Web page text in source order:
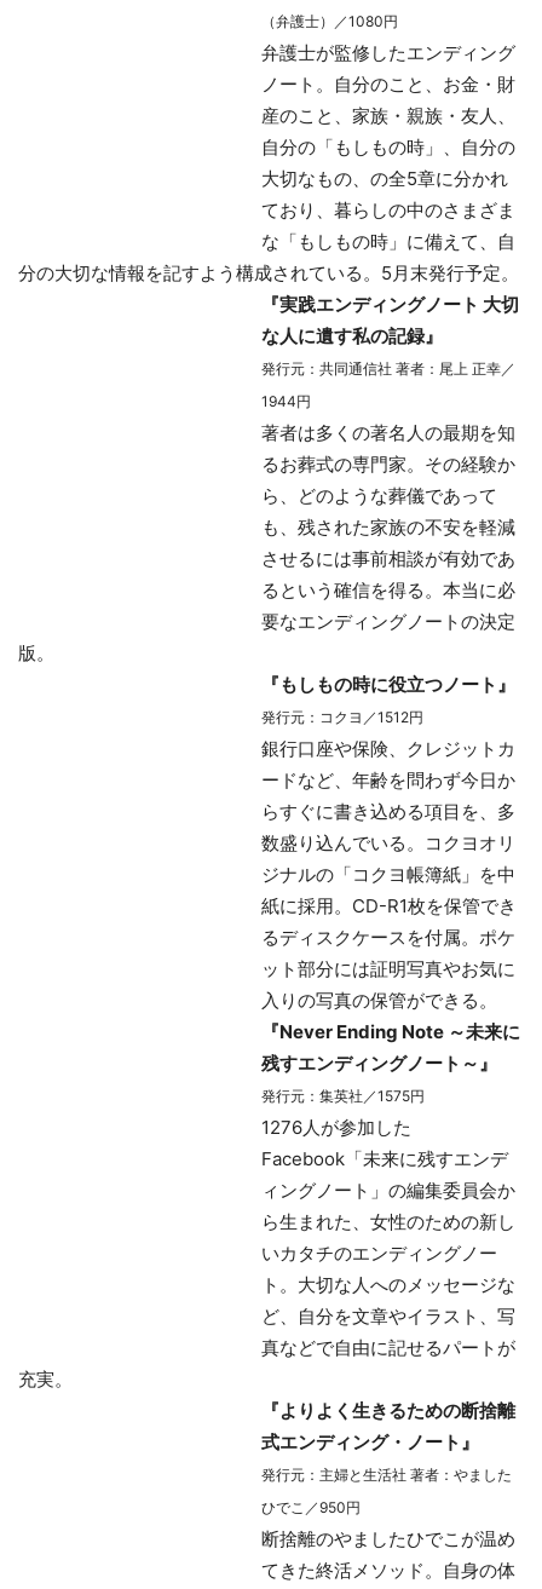
（弁護士）／1080円
弁護士が監修したエンディング
ノート。自分のこと、お金・財
産のこと、家族・親族・友人、
自分の「もしもの時」、自分の
大切なもの、の全5章に分かれ
ており、暮らしの中のさまざま
な「もしもの時」に備えて、自
分の大切な情報を記すよう構成されている。5月末発行予定。
『実践エンディングノート 大切
な人に遺す私の記録』
発行元：共同通信社 著者：尾上 正幸／
1944円
著者は多くの著名人の最期を知
るお葬式の専門家。その経験か
ら、どのような葬儀であって
も、残された家族の不安を軽減
させるには事前相談が有効であ
るという確信を得る。本当に必
要なエンディングノートの決定
版。
『もしもの時に役立つノート』
発行元：コクヨ／1512円
銀行口座や保険、クレジットカ
ードなど、年齢を問わず今日か
らすぐに書き込める項目を、多
数盛り込んでいる。コクヨオリ
ジナルの「コクヨ帳簿紙」を中
紙に採用。CD-R1枚を保管でき
るディスクケースを付属。ポケ
ット部分には証明写真やお気に
入りの写真の保管ができる。
『Never Ending Note ～未来に
残すエンディングノート～』
発行元：集英社／1575円
1276人が参加した
Facebook「未来に残すエンデ
ィングノート」の編集委員会か
ら生まれた、女性のための新し
いカタチのエンディングノー
ト。大切な人へのメッセージな
ど、自分を文章やイラスト、写
真などで自由に記せるパートが
充実。
『よりよく生きるための断捨離
式エンディング・ノート』
発行元：主婦と生活社 著者：やました
ひでこ／950円
断捨離のやましたひでこが温め
てきた終活メソッド。自身の体